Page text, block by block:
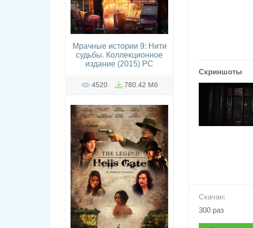
Скриншоты
Скачан:
300 раз
Мрачные истории 9: Нити
судьбы. Коллекционное
издание (2015) PC
4520 780.42 Мб